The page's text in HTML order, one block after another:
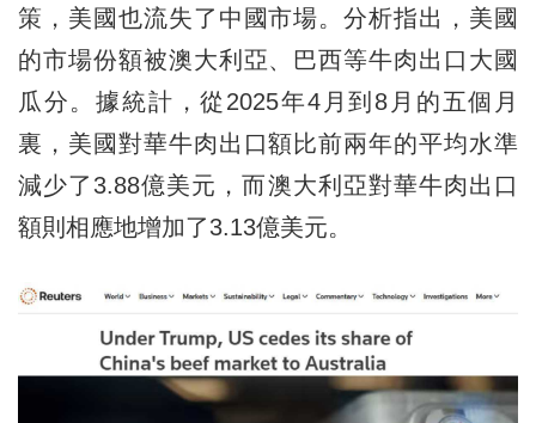
策，美國也流失了中國市場。分析指出，美國
的市場份額被澳大利亞、巴西等牛肉出口大國
瓜分。據統計，從2025年4月到8月的五個月
裏，美國對華牛肉出口額比前兩年的平均水準
減少了3.88億美元，而澳大利亞對華牛肉出口
額則相應地增加了3.13億美元。